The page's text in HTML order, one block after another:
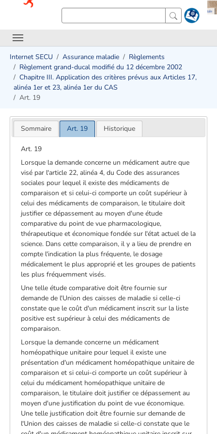
Internet SECU Assurance maladie
Règlements
Règlement grand-ducal modifié du 12 décembre 2002
Chapitre III. Application des critères prévus aux Articles 17,
alinéa 1er et 23, alinéa 1er du CAS
Art. 19
Sommaire Art. 19 Historique
Art. 19
Lorsque la demande concerne un médicament autre que
visé par l'article 22, alinéa 4, du Code des assurances
sociales pour lequel il existe des médicaments de
comparaison et si celui-ci comporte un coût supérieur à
celui des médicaments de comparaison, le titulaire doit
justifier ce dépassement au moyen d'une étude
comparative du point de vue pharmacologique,
thérapeutique et économique fondée sur l'état actuel de la
science. Dans cette comparaison, il y a lieu de prendre en
compte l'indication la plus fréquente, le dosage
médicalement le plus approprié et les groupes de patients
les plus fréquemment visés.
Une telle étude comparative doit être fournie sur
demande de l'Union des caisses de maladie si celle-ci
constate que le coût d'un médicament inscrit sur la liste
positive est supérieur à celui des médicaments de
comparaison.
Lorsque la demande concerne un médicament
homéopathique unitaire pour lequel il existe une
présentation d'un médicament homéopathique unitaire de
comparaison et si celui-ci comporte un coût supérieur à
celui du médicament homéopathique unitaire de
comparaison, le titulaire doit justifier ce dépassement au
moyen d'une justification du point de vue économique.
Une telle justification doit être fournie sur demande de
l'Union des caisses de maladie si celle-ci constate que le